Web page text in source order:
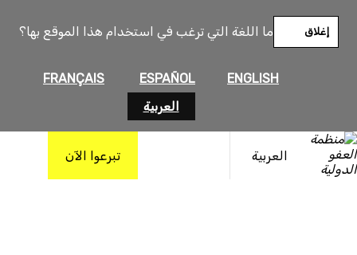
ما اللغة التي ترغب في استخدام هذا الموقع بها؟
ENGLISH
ESPAÑOL
FRANÇAIS
العربية
إغلاق
العربية تبرعوا الآن